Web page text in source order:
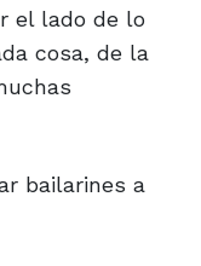
el lado de lo
cosa, de la
bailarines a